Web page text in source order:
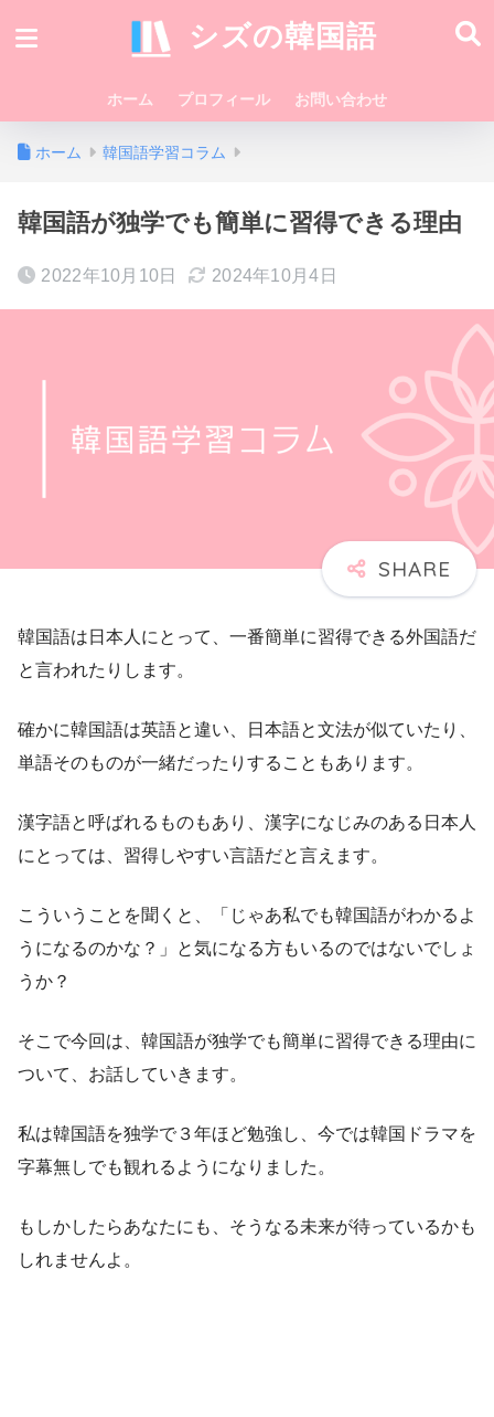
シズの韓国語
ホーム プロフィール お問い合わせ
ホーム 韓国語学習コラム
韓国語が独学でも簡単に習得できる理由
2022年10月10日 2024年10月4日
韓国語は日本人にとって、一番簡単に習得できる外国語だ
と言われたりします。
確かに韓国語は英語と違い、日本語と文法が似ていたり、
単語そのものが一緒だったりすることもあります。
漢字語と呼ばれるものもあり、漢字になじみのある日本人
にとっては、習得しやすい言語だと言えます。
こういうことを聞くと、「じゃあ私でも韓国語がわかるよ
うになるのかな？」と気になる方もいるのではないでしょ
うか？
そこで今回は、韓国語が独学でも簡単に習得できる理由に
ついて、お話していきます。
私は韓国語を独学で３年ほど勉強し、今では韓国ドラマを
字幕無しでも観れるようになりました。
もしかしたらあなたにも、そうなる未来が待っているかも
しれませんよ。